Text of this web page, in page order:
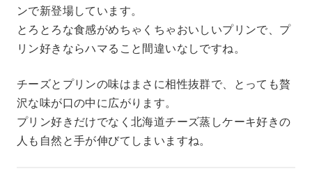
ンで新登場しています。
とろとろな食感がめちゃくちゃおいしいプリンで、プ
リン好きならハマること間違いなしですね。
チーズとプリンの味はまさに相性抜群で、とっても贅
沢な味が口の中に広がります。
プリン好きだけでなく北海道チーズ蒸しケーキ好きの
人も自然と手が伸びてしまいますね。